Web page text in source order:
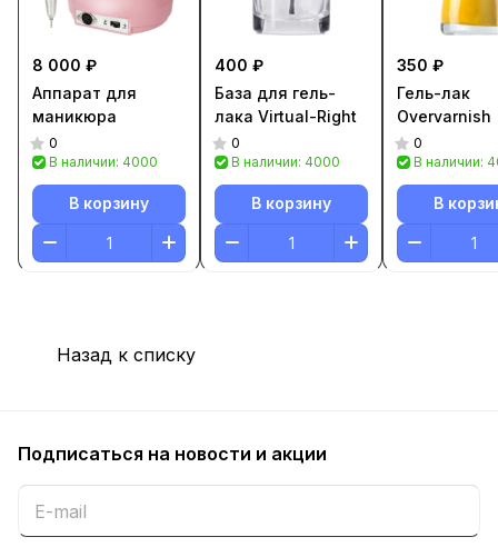
8 000 ₽
Аппарат для
маникюра
0
В наличии: 4000
В корзину
400 ₽
База для гель-
лака Virtual-Right
0
В наличии: 4000
В корзину
350 ₽
Гель-лак
Overvarnish
0
В наличии:
В
Назад к списку
Подписаться на новости и акции